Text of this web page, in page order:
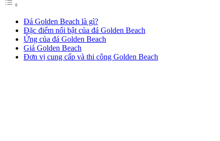
Đá Golden Beach là gì?
Đặc điểm nổi bật của đá Golden Beach
Ứng của đá Golden Beach
Giá Golden Beach
Đơn vị cung cấp và thi công Golden Beach